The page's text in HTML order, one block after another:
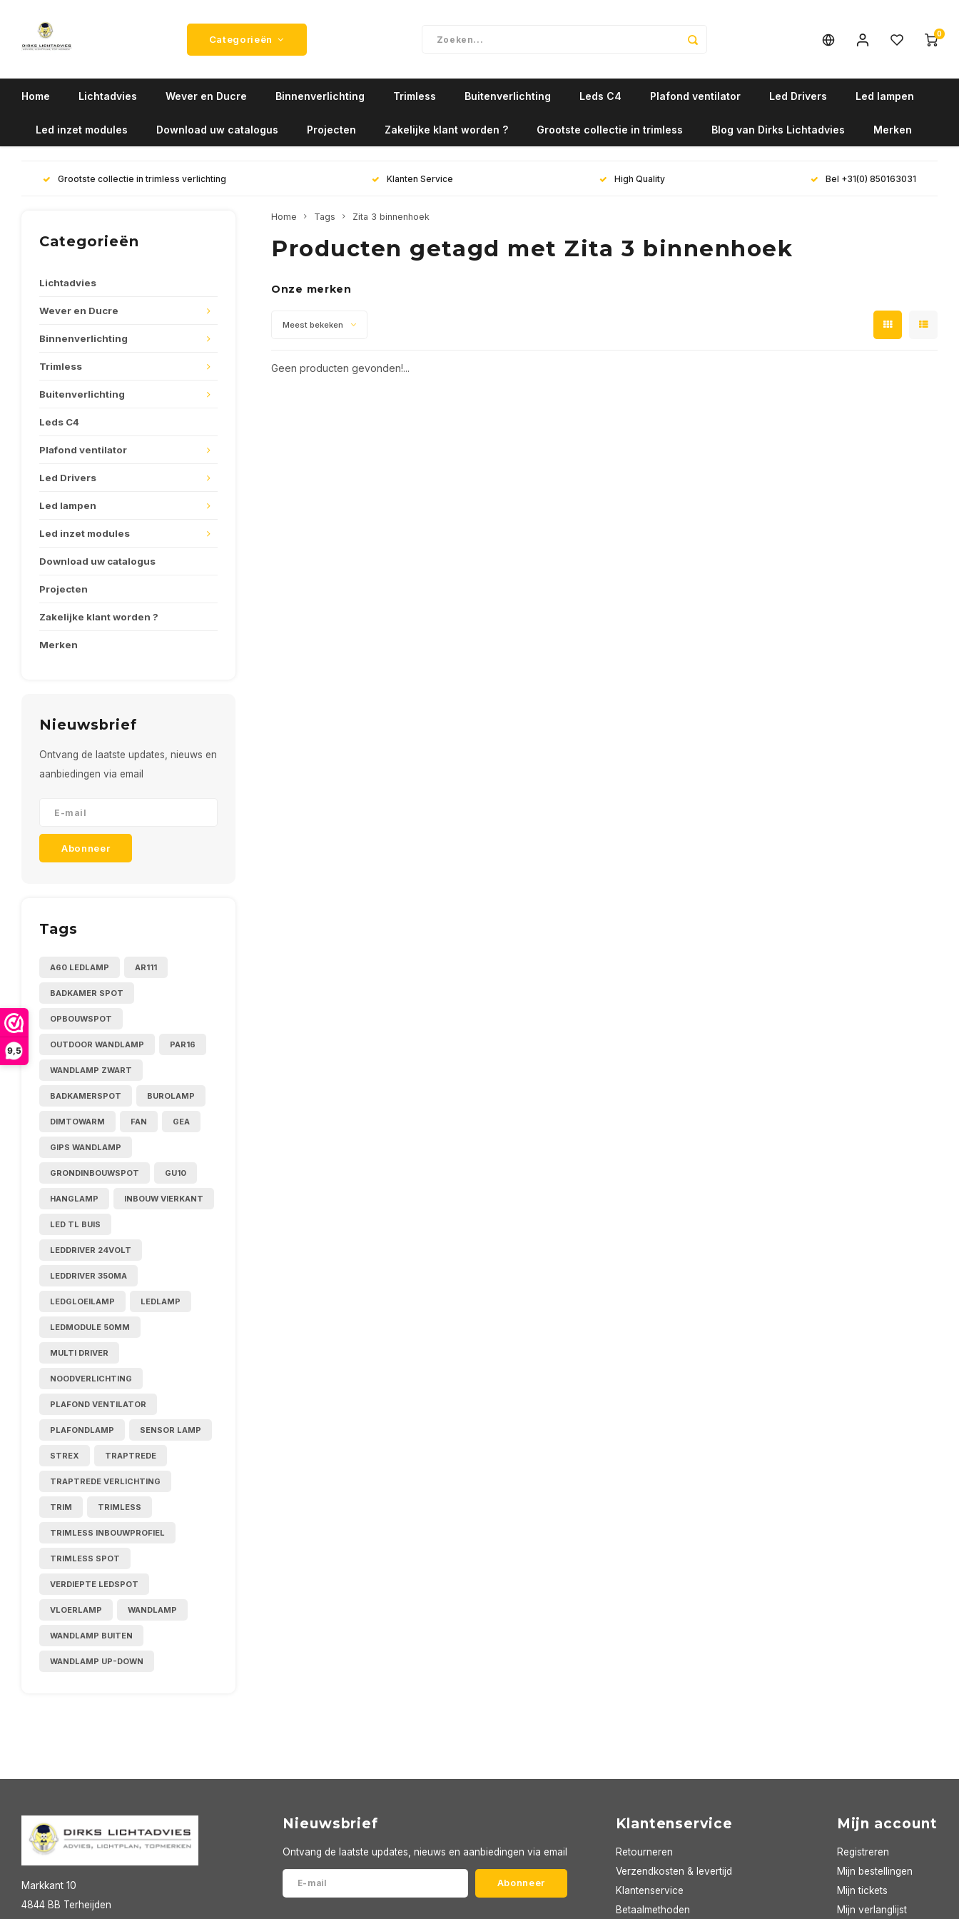
9,5
Categorieën
0
Home Lichtadvies Wever en Ducre Binnenverlichting Trimless Buitenverlichting Leds C4 Plafond ventilator Led Drivers Led lampen
Led inzet modules Download uw catalogus Projecten Zakelijke klant worden ? Grootste collectie in trimless Blog van Dirks Lichtadvies Merken
Grootste collectie in trimless verlichting Klanten Service High Quality Bel +31(0) 850163031
Categorieën
Lichtadvies
Wever en Ducre
Binnenverlichting
Trimless
Buitenverlichting
Leds C4
Plafond ventilator
Led Drivers
Led lampen
Led inzet modules
Download uw catalogus
Projecten
Zakelijke klant worden ?
Merken
Nieuwsbrief
Ontvang de laatste updates, nieuws en
aanbiedingen via email
Abonneer
Tags
A60 LEDLAMP AR111
BADKAMER SPOT
OPBOUWSPOT
OUTDOOR WANDLAMP PAR16
WANDLAMP ZWART
BADKAMERSPOT BUROLAMP
DIMTOWARM FAN GEA
GIPS WANDLAMP
GRONDINBOUWSPOT GU10
HANGLAMP INBOUW VIERKANT
LED TL BUIS
LEDDRIVER 24VOLT
LEDDRIVER 350MA
LEDGLOEILAMP LEDLAMP
LEDMODULE 50MM
MULTI DRIVER
NOODVERLICHTING
PLAFOND VENTILATOR
PLAFONDLAMP SENSOR LAMP
STREX TRAPTREDE
TRAPTREDE VERLICHTING
TRIM TRIMLESS
TRIMLESS INBOUWPROFIEL
TRIMLESS SPOT
VERDIEPTE LEDSPOT
VLOERLAMP WANDLAMP
WANDLAMP BUITEN
WANDLAMP UP-DOWN
Home Tags Zita 3 binnenhoek
Producten getagd met Zita 3 binnenhoek
Onze merken
Meest bekeken
Geen producten gevonden!...
Markkant 10
4844 BB Terheijden
Nieuwsbrief
Ontvang de laatste updates, nieuws en aanbiedingen via email
Abonneer
Klantenservice
Retourneren
Verzendkosten & levertijd
Klantenservice
Betaalmethoden
Mijn account
Registreren
Mijn bestellingen
Mijn tickets
Mijn verlanglijst